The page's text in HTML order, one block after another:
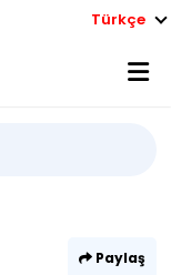
Türkçe
Paylaş